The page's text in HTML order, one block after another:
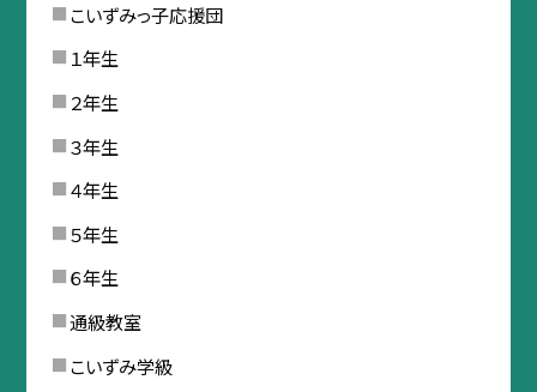
こいずみっ子応援団
１年生
２年生
３年生
４年生
５年生
６年生
通級教室
こいずみ学級